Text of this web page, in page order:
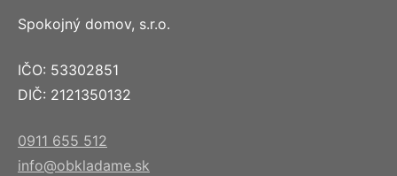
Spokojný domov, s.r.o.
IČO: 53302851
DIČ: 2121350132
0911 655 512
info@obkladame.sk